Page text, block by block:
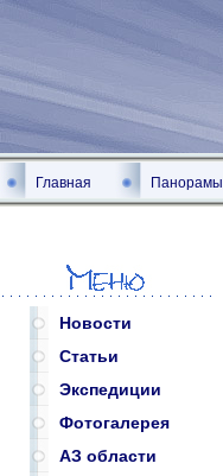
Главная Панорамы
Новости
Статьи
Экспедиции
Фотогалерея
АЗ области